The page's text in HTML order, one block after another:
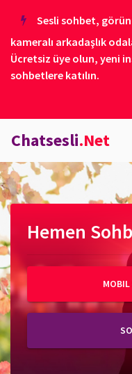
Sesli sohbet,
kameralı arkadaşlık
Ücretsiz üye olun, yeni
sohbetlere katılın.
Chatsesli.Net
Hemen
MOBIL